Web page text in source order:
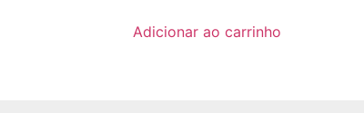
Adicionar ao carrinho